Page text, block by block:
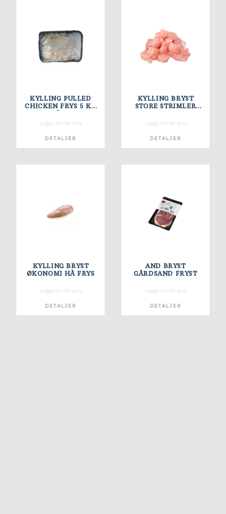
KYLLING PULLED
CHICKEN FRYS 5 KG
Logg inn for pris
DETALJER
KYLLING BRYST
STORE STRIMLER
(7,2KG/KRT) FRYS
Logg inn for pris
DETALJER
KYLLING BRYST
ØKONOMI HÅ FRYS
Logg inn for pris
DETALJER
AND BRYST
GÅRDSAND FRYST
Logg inn for pris
DETALJER